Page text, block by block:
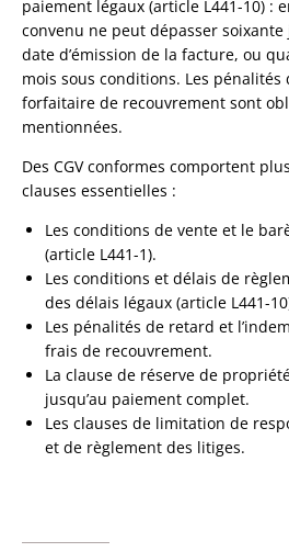
paiement légaux (article L441-10) :
convenu ne peut dépasser
date d’émission de la facture, ou
mois sous conditions. Les
forfaitaire de recouvrement sont
mentionnées.
Des CGV conformes comportent
clauses essentielles :
Les conditions de vente et le
(article L441-1).
Les conditions et délais de
des délais légaux (article L441-
Les pénalités de retard et
frais de recouvrement.
La clause de réserve de
jusqu’au paiement complet.
Les clauses de limitation de
et de règlement des litiges.